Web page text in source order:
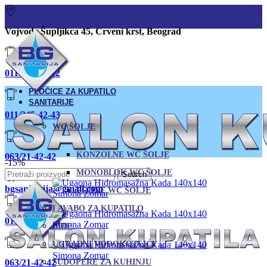
Vojvode Šupljikca 45, Crveni krst, Beograd
011/380-80-12
011/245-42-43
063/21-42-42
bgsanitarija@gmail.com
011 245-42-43
063/21-42-42
Search
PLOČICE ZA KUPATILO
SANITARIJE
WC ŠOLJE
KONZOLNE WC ŠOLJE
MONOBLOK WC ŠOLJE
PODNE WC ŠOLJE
LAVABO ZA KUPATILO
BIDE
UGRADNI VODOKOTLIĆI
SUDOPERE ZA KUHINJU
-15%